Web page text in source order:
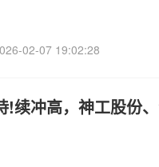
02-07 19:02:28
!续冲高，神工股份